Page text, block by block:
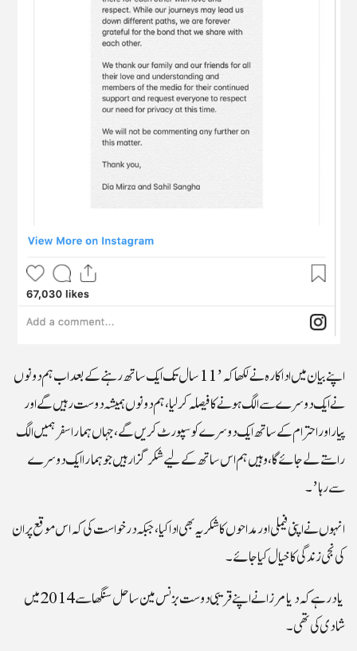
اپنے بیان میں اداکارہ نے لکھا کہ ’11 سال تک ایک ساتھ رہنے کے بعد اب ہم دونوں
نے ایک دوسرے سے الگ ہونے کا فیصلہ کرلیا، ہم دونوں ہمیشہ دوست رہیں گے اور
پیار اور احترام کے ساتھ ایک دوسرے کو سپورٹ کریں گے، جہاں ہمارا سفر ہمیں الگ
راستے لے جائے گا، وہیں ہم اس ساتھ کے لیے شکرگزار ہیں جو ہمارا ایک دوسرے
سے رہا’۔
انہوں نے اپنی فیملی اور مداحوں کا شکریہ بھی ادا کیا، جبکہ درخواست کی کہ اس موقع پر ان
کی نجی زندگی کا خیال کیا جائے۔
یاد رہے کہ دیا مرزا نے اپنے قریبی دوست بزنس مین ساحل سنگھا سے 2014 میں
شادی کی تھی۔